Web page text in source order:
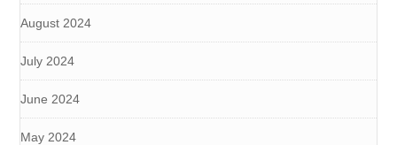
August 2024
July 2024
June 2024
May 2024